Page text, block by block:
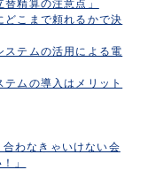
精算の注意点」
どこまで頼れるかで決
テムの活用による電
ムの導入はメリット
わなきゃいけない会
」